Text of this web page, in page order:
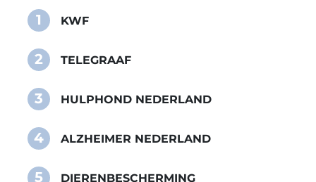
1 KWF
2 TELEGRAAF
3 HULPHOND NEDERLAND
4 ALZHEIMER NEDERLAND
5 DIERENBESCHERMING